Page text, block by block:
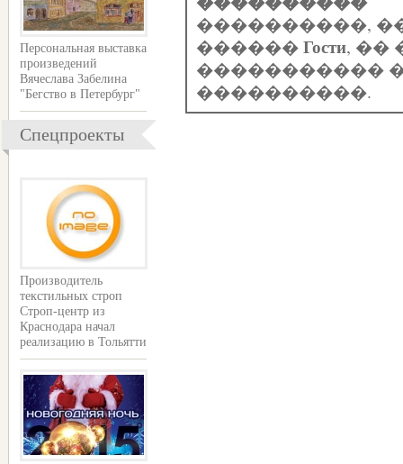
Персональная выставка
произведений
Вячеслава Забелина
"Бегство в Петербург"
Спецпроекты
Производитель
текстильных строп
Строп-центр из
Краснодара начал
реализацию в Тольятти
����������,
������Гости, ��
�����������
����������.